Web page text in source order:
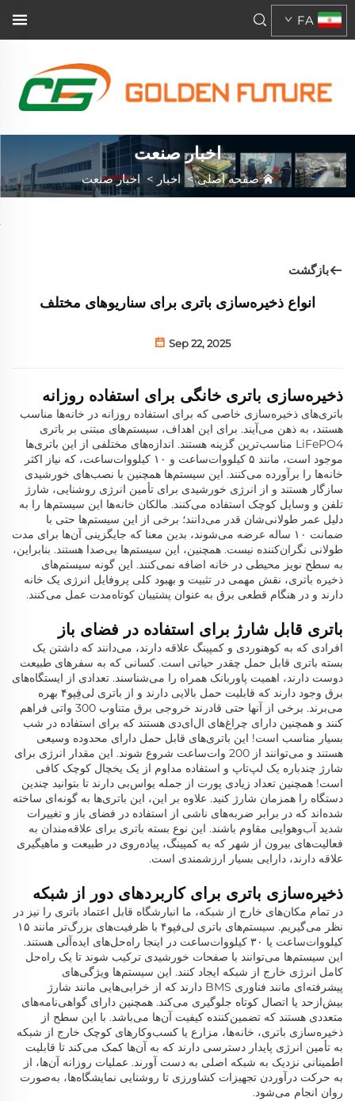
FA
اخبار صنعت
صفحه اصلی> اخبار >اخبار صنعت
بازگشت
انواع ذخیره‌سازی باتری برای سناریوهای مختلف
Sep 22, 2025
ذخیره‌سازی باتری خانگی برای استفاده روزانه
باتری‌های ذخیره‌سازی خاصی که برای استفاده روزانه در خانه‌ها مناسب
هستند، به ذهن می‌آیند. برای این اهداف، سیستم‌های مبتنی بر باتری
LiFePO4 مناسب‌ترین گزینه هستند. اندازه‌های مختلفی از این باتری‌ها
موجود است، مانند ۵ کیلووات‌ساعت و ۱۰ کیلووات‌ساعت، که نیاز اکثر
خانه‌ها را برآورده می‌کنند. این سیستم‌ها همچنین با نصب‌های خورشیدی
سازگار هستند و از انرژی خورشیدی برای تأمین انرژی روشنایی، شارژ
تلفن و وسایل کوچک استفاده می‌کنند. مالکان خانه‌ها این سیستم‌ها را به
دلیل عمر طولانی‌شان قدر می‌دانند؛ برخی از این سیستم‌ها حتی با
ضمانت ۱۰ ساله عرضه می‌شوند، بدین معنا که جایگزینی آن‌ها برای مدت
طولانی نگران‌کننده نیست. همچنین، این سیستم‌ها بی‌صدا هستند. بنابراین،
به سطح نویز محیطی در خانه اضافه نمی‌کنند. این گونه سیستم‌های
ذخیره باتری، نقش مهمی در تثبیت و بهبود کلی پروفایل انرژی یک خانه
دارند و در هنگام قطعی برق به عنوان پشتیبان کوتاه‌مدت عمل می‌کنند.
باتری قابل شارژ برای استفاده در فضای باز
افرادی که به کوهنوردی و کمپینگ علاقه دارند، می‌دانند که داشتن یک
بسته باتری قابل حمل چقدر حیاتی است. کسانی که به سفرهای طبیعت
دوست دارند، اهمیت پاوربانک همراه را می‌شناسند. تعدادی از ایستگاه‌های
برق وجود دارند که قابلیت حمل بالایی دارند و از باتری لی‌فِپو۴ بهره
می‌برند. برخی از آنها حتی قادرند خروجی برق متناوب 300 واتی فراهم
کنند و همچنین دارای چراغ‌های ال‌ای‌دی هستند که برای استفاده در شب
بسیار مناسب است! این باتری‌های قابل حمل دارای محدوده وسیعی
هستند و می‌توانند از 200 وات‌ساعت شروع شوند. این مقدار انرژی برای
شارژ چندباره یک لپ‌تاپ و استفاده مداوم از یک یخچال کوچک کافی
است! همچنین تعداد زیادی پورت از جمله یواس‌بی دارند تا بتوانید چندین
دستگاه را همزمان شارژ کنید. علاوه بر این، این باتری‌ها به گونه‌ای ساخته
شده‌اند که در برابر ضربه‌های ناشی از استفاده در فضای باز و تغییرات
شدید آب‌وهوایی مقاوم باشند. این نوع بسته باتری برای علاقه‌مندان به
فعالیت‌های بیرون از شهر که به کمپینگ، پیاده‌روی در طبیعت و ماهیگیری
علاقه دارند، دارایی بسیار ارزشمندی است.
ذخیره‌سازی باتری برای کاربردهای دور از شبکه
در تمام مکان‌های خارج از شبکه، ما انبارشگاه قابل اعتماد باتری را نیز در
نظر می‌گیریم. سیستم‌های باتری لی‌فپو۴ با ظرفیت‌های بزرگ‌تر مانند ۱۵
کیلووات‌ساعت یا ۳۰ کیلووات‌ساعت در اینجا راه‌حل‌های ایده‌آلی هستند.
این سیستم‌ها می‌توانند با صفحات خورشیدی ترکیب شوند تا یک راه‌حل
کامل انرژی خارج از شبکه ایجاد کنند. این سیستم‌ها ویژگی‌های
پیشرفته‌ای مانند فناوری BMS دارند که از خرابی‌هایی مانند شارژ
بیش‌ازحد یا اتصال کوتاه جلوگیری می‌کند. همچنین دارای گواهی‌نامه‌های
متعددی هستند که تضمین‌کننده کیفیت آن‌ها می‌باشد. با این سطح از
ذخیره‌سازی باتری، خانه‌ها، مزارع یا کسب‌وکارهای کوچک خارج از شبکه
به تأمین انرژی پایدار دسترسی دارند که به آن‌ها کمک می‌کند تا قابلیت
اطمینانی نزدیک به شبکه اصلی به دست آورند. عملیات روزانه آن‌ها، از
به حرکت درآوردن تجهیزات کشاورزی تا روشنایی نمایشگاه‌ها، به‌صورت
روان انجام می‌شود.